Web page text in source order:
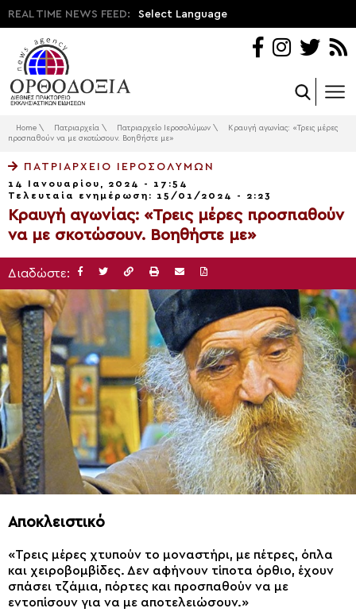
REAL TIME NEWS FEED: Select Language
Home \ Πατριαρχεία \ Πατριαρχείο Ιεροσολύμων \
Κραυγή αγωνίας: «Τρεις μέρες
προσπαθούν να με σκοτώσουν. Βοηθήστε με»
ΠΑΤΡΙΑΡΧΕΊΟ ΙΕΡΟΣΟΛΎΜΩΝ
14 Ιανουαρίου, 2024 - 17:54
Τελευταία ενημέρωση: 15/01/2024 - 2:23
Κραυγή αγωνίας: «Τρεις μέρες προσπαθούν
να με σκοτώσουν. Βοηθήστε με»
Διαδώστε:
Αποκλειστικό
«Τρεις μέρες χτυπούν το μοναστήρι, με πέτρες, όπλα
και χειροβομβίδες. Δεν αφήνουν τίποτα όρθιο, έχουν
σπάσει τζάμια, πόρτες και προσπαθούν να με
εντοπίσουν για να με αποτελειώσουν.»